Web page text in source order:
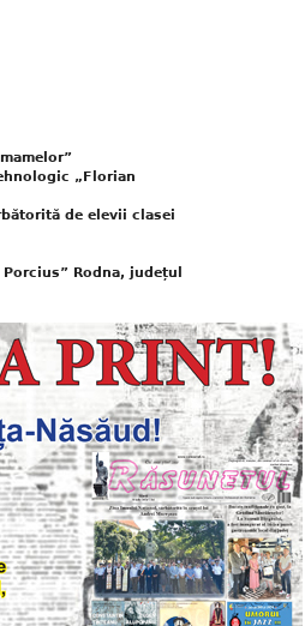
„Florian
de elevii clasei
Rodna, județul